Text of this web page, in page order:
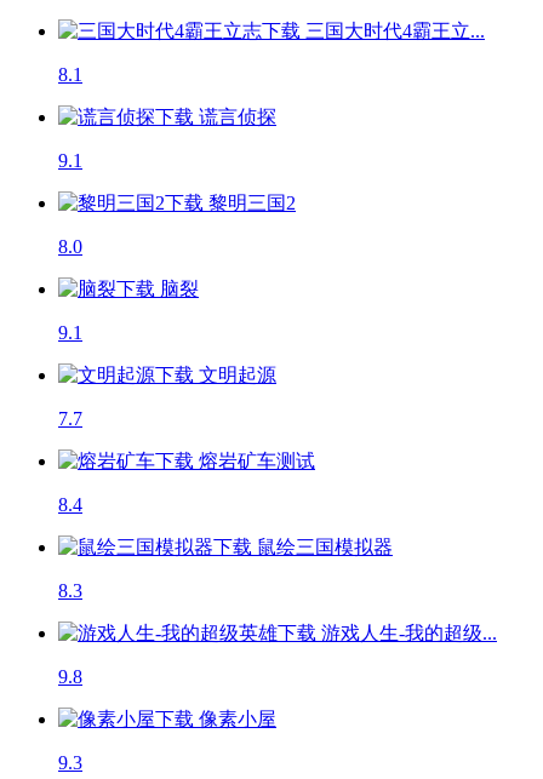
三国大时代4霸王立...
8.1
谎言侦探
9.1
黎明三国2
8.0
脑裂
9.1
文明起源
7.7
熔岩矿车测试
8.4
鼠绘三国模拟器
8.3
游戏人生-我的超级...
9.8
像素小屋
9.3